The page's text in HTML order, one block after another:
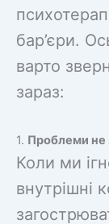
бар’єри.
варто
зараз:
1. Проблеми не
Коли ми
внутрішні